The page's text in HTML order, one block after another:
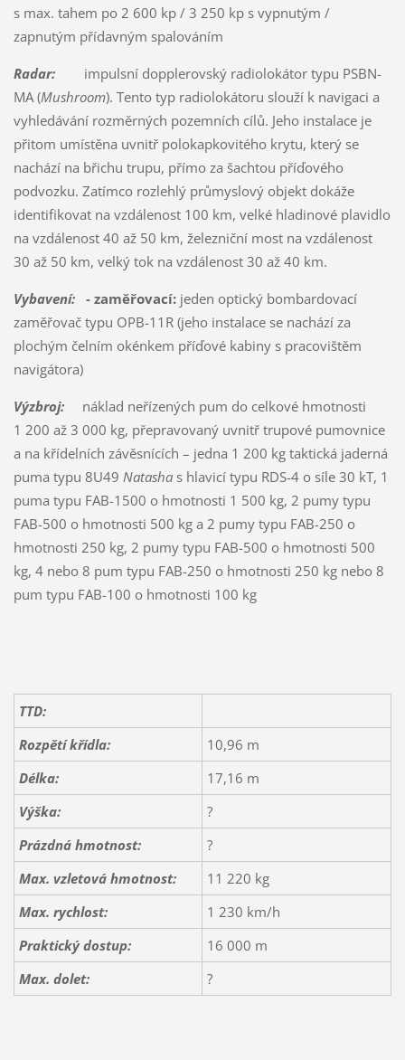
s max. tahem po 2 600 kp / 3 250 kp s vypnutým /
zapnutým přídavným spalováním
Radar:impulsní dopplerovský radiolokátor typu PSBN-
MA (Mushroom). Tento typ radiolokátoru slouží k navigaci a
vyhledávání rozměrných pozemních cílů. Jeho instalace je
přitom umístěna uvnitř polokapkovitého krytu, který se
nachází na břichu trupu, přímo za šachtou příďového
podvozku. Zatímco rozlehlý průmyslový objekt dokáže
identifikovat na vzdálenost 100 km, velké hladinové plavidlo
na vzdálenost 40 až 50 km, železniční most na vzdálenost
30 až 50 km, velký tok na vzdálenost 30 až 40 km.
Vybavení: - zaměřovací:jeden optický bombardovací
zaměřovač typu OPB-11R (jeho instalace se nachází za
plochým čelním okénkem příďové kabiny s pracovištěm
navigátora)
Výzbroj:náklad neřízených pum do celkové hmotnosti
1 200 až 3 000 kg, přepravovaný uvnitř trupové pumovnice
a na křídelních závěsnících – jedna 1 200 kg taktická jaderná
puma typu 8U49 Natashas hlavicí typu RDS-4 o síle 30 kT, 1
puma typu FAB-1500 o hmotnosti 1 500 kg, 2 pumy typu
FAB-500 o hmotnosti 500 kg a 2 pumy typu FAB-250 o
hmotnosti 250 kg, 2 pumy typu FAB-500 o hmotnosti 500
kg, 4 nebo 8 pum typu FAB-250 o hmotnosti 250 kg nebo 8
pum typu FAB-100 o hmotnosti 100 kg
TTD:
Rozpětí křídla:
10,96 m
Délka:
17,16 m
Výška:
?
Prázdná hmotnost:
?
Max. vzletová hmotnost:
11 220 kg
Max. rychlost:
1 230 km/h
Praktický dostup:
16 000 m
Max. dolet:
?